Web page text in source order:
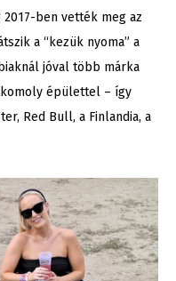
ben vették meg az
a “kezük nyoma” a
jóval több márka
épülettel – így
Red Bull, a Finlandia, a